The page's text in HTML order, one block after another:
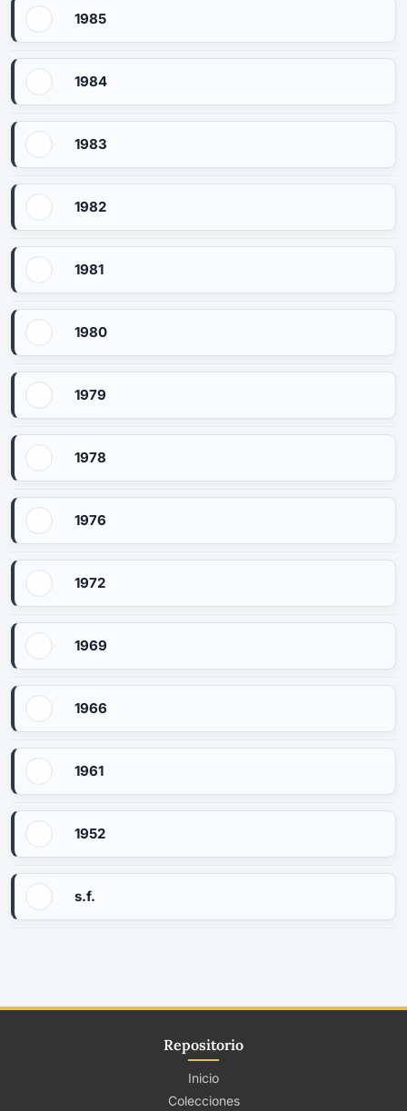
1985
1984
1983
1982
1981
1980
1979
1978
1976
1972
1969
1966
1961
1952
s.f.
Repositorio
Inicio
Colecciones